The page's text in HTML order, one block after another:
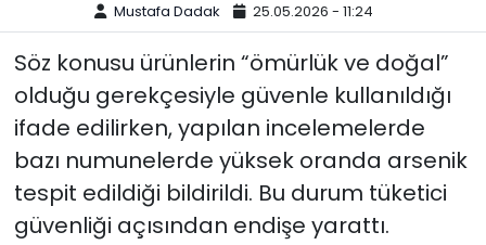
Mustafa Dadak 25.05.2026 - 11:24
Söz konusu ürünlerin “ömürlük ve doğal”
olduğu gerekçesiyle güvenle kullanıldığı
ifade edilirken, yapılan incelemelerde
bazı numunelerde yüksek oranda arsenik
tespit edildiği bildirildi. Bu durum tüketici
güvenliği açısından endişe yarattı.